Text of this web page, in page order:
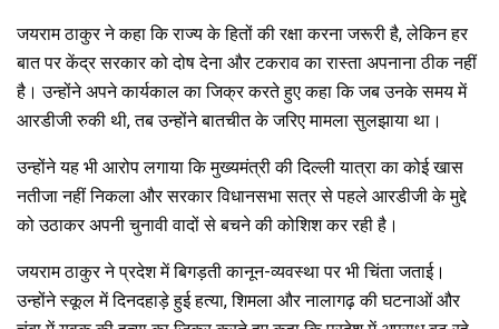
जयराम ठाकुर ने कहा कि राज्य के हितों की रक्षा करना जरूरी है, लेकिन हर
बात पर केंद्र सरकार को दोष देना और टकराव का रास्ता अपनाना ठीक नहीं
है। उन्होंने अपने कार्यकाल का जिक्र करते हुए कहा कि जब उनके समय में
आरडीजी रुकी थी, तब उन्होंने बातचीत के जरिए मामला सुलझाया था।
उन्होंने यह भी आरोप लगाया कि मुख्यमंत्री की दिल्ली यात्रा का कोई खास
नतीजा नहीं निकला और सरकार विधानसभा सत्र से पहले आरडीजी के मुद्दे
को उठाकर अपनी चुनावी वादों से बचने की कोशिश कर रही है।
जयराम ठाकुर ने प्रदेश में बिगड़ती कानून-व्यवस्था पर भी चिंता जताई।
उन्होंने स्कूल में दिनदहाड़े हुई हत्या, शिमला और नालागढ़ की घटनाओं और